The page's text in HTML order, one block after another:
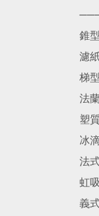
錐
濾
梯
法
塑
冰
法
虹
義